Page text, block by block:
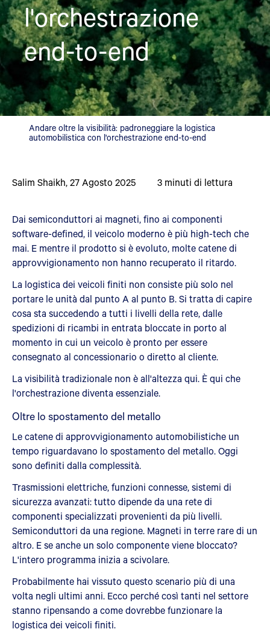
l'orchestrazione
end-to-end
Andare oltre la visibilità: padroneggiare la logistica
automobilistica con l'orchestrazione end-to-end
Salim Shaikh,27 Agosto 2025 3 minuti di lettura
Dai semiconduttori ai magneti, fino ai componenti
software-defined, il veicolo moderno è più high-tech che
mai. E mentre il prodotto si è evoluto, molte catene di
approvvigionamento non hanno recuperato il ritardo.
La logistica dei veicoli finiti non consiste più solo nel
portare le unità dal punto A al punto B. Si tratta di capire
cosa sta succedendo a tutti i livelli della rete, dalle
spedizioni di ricambi in entrata bloccate in porto al
momento in cui un veicolo è pronto per essere
consegnato al concessionario o diretto al cliente.
La visibilità tradizionale non è all'altezza qui. È qui che
l'orchestrazione diventa essenziale.
Oltre lo spostamento del metallo
Le catene di approvvigionamento automobilistiche un
tempo riguardavano lo spostamento del metallo. Oggi
sono definiti dalla complessità.
Trasmissioni elettriche, funzioni connesse, sistemi di
sicurezza avanzati: tutto dipende da una rete di
componenti specializzati provenienti da più livelli.
Semiconduttori da una regione. Magneti in terre rare di un
altro. E se anche un solo componente viene bloccato?
L'intero programma inizia a scivolare.
Probabilmente hai vissuto questo scenario più di una
volta negli ultimi anni. Ecco perché così tanti nel settore
stanno ripensando a come dovrebbe funzionare la
logistica dei veicoli finiti.